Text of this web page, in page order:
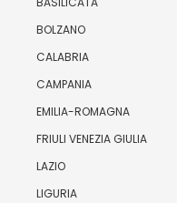
BOLZANO
CALABRIA
CAMPANIA
EMILIA-ROMAGNA
FRIULI VENEZIA GIULIA
LAZIO
LIGURIA